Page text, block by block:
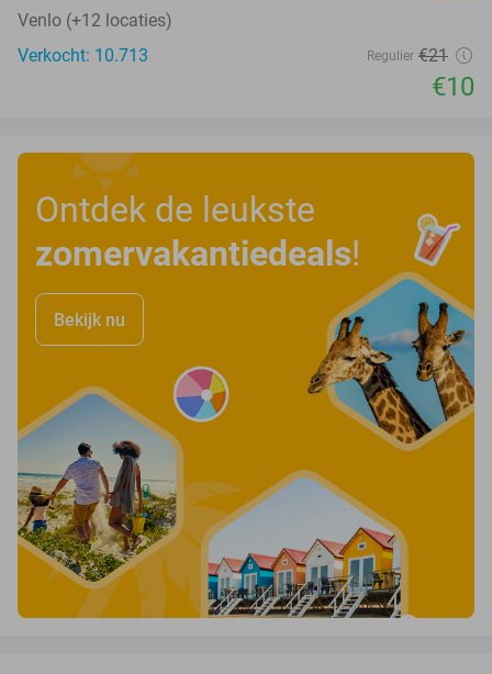
Venlo (+12 locaties)
Verkocht: 10.713
Regulier €21
€10
Ontdek de leukste
zomervakantiedeals!
Bekijk nu